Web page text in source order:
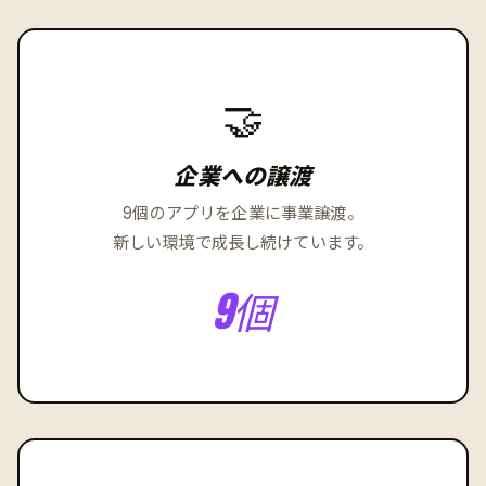
🤝
企業への譲渡
9個のアプリを企業に事業譲渡。
新しい環境で成長し続けています。
9個